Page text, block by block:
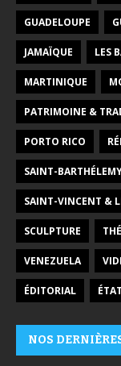
GUADELOUPE
JAMAÏQUE LES
MARTINIQUE
PATRIMOINE &
PORTO RICO
SAINT-
SAINT-VINCENT &
SCULPTURE
VENEZUELA
ÉDITORIAL
NOS